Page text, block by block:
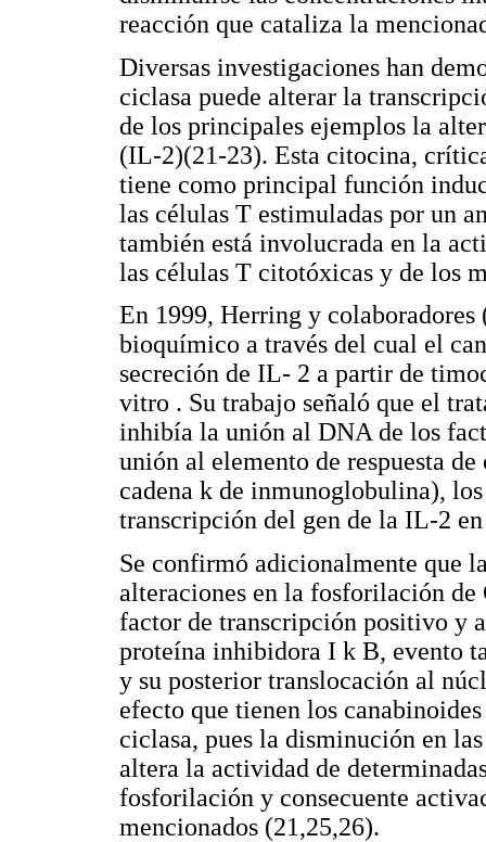
reacción que cataliza la
Diversas investigaciones han
ciclasa puede alterar la
de los principales ejemplos la
(IL-2)(21-23). Esta citocina,
tiene como principal función
las células T estimuladas por un
también está involucrada en la
las células T citotóxicas y de los
En 1999, Herring y
bioquímico a través del cual el
secreción de IL- 2 a partir de
vitro . Su trabajo señaló que el
inhibía la unión al DNA de los
unión al elemento de respuesta
cadena k de inmunoglobulina),
transcripción del gen de la IL-2 en
Se confirmó adicionalmente que
alteraciones en la fosforilación
factor de transcripción positivo y
proteína inhibidora I k B, evento
y su posterior translocación al
efecto que tienen los
ciclasa, pues la disminución en
altera la actividad de
fosforilación y consecuente
mencionados (21,25,26).